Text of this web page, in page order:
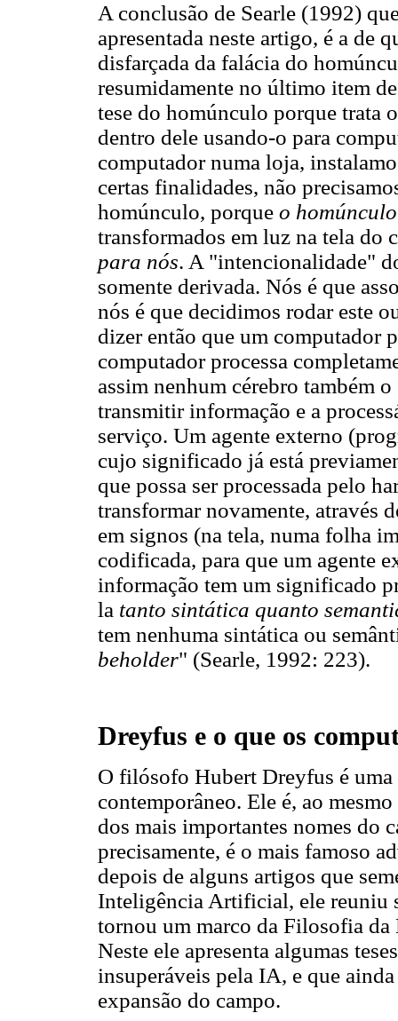
A conclusão de Searle (1992)
apresentada neste artigo, é a de
disfarçada da falácia do
resumidamente no último item
tese do homúnculo porque trata
dentro dele usando-o para
computador numa loja,
certas finalidades, não
homúnculo, porque o
transformados em luz na tela do
para nós. A "intencionalidade"
somente derivada. Nós é que
nós é que decidimos rodar este
dizer então que um computador
computador processa
assim nenhum cérebro também
transmitir informação e a
serviço. Um agente externo
cujo significado já está
que possa ser processada pelo
transformar novamente, através
em signos (na tela, numa folha
codificada, para que um agente
informação tem um significado
la tanto sintática quanto
tem nenhuma sintática ou
beholder" (Searle, 1992: 223).
Dreyfus e o que os
O filósofo Hubert Dreyfus é
contemporâneo. Ele é, ao
dos mais importantes nomes do
precisamente, é o mais famoso
depois de alguns artigos que
Inteligência Artificial, ele reuniu
tornou um marco da Filosofia da
Neste ele apresenta algumas
insuperáveis pela IA, e que
expansão do campo.